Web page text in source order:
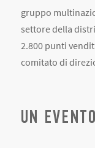
gruppo
settore della
2.800 punti
comitato di
UN